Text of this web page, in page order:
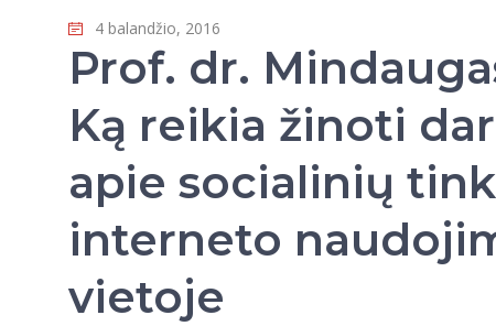
4 balandžio, 2016
Prof. dr.
Ką reikia žinoti
apie socialinių
interneto
vietoje